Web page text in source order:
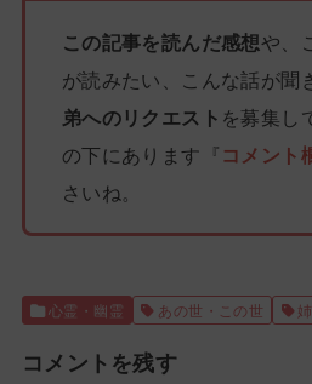
この記事を読んだ感想や、
が読みたい、こんな話が
弟へのリクエスト を募集し
の下にあります『コメント
さいね。
心霊・幽霊 あの世・この世
コメントを残す